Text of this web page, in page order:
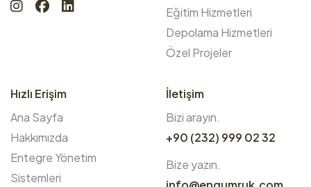
Eğitim Hizmetleri
Depolama Hizmetleri
Özel Projeler
Hızlı Erişim
Ana Sayfa
Hakkımızda
Entegre Yönetim
Sistemleri
İletişim
Bizi arayın.
+90 (232) 999 02 32
Bize yazın.